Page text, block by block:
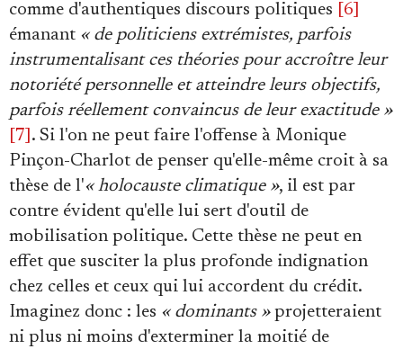
comme d'authentiques discours politiques
[6]
émanant « de politiciens extrémistes, parfois
instrumentalisant ces théories pour accroître leur
notoriété personnelle et atteindre leurs objectifs,
parfois réellement convaincus de leur exactitude »
[7] . Si l'on ne peut faire l'offense à Monique
Pinçon-Charlot de penser qu'elle-même croit à sa
thèse de l'« holocauste climatique », il est par
contre évident qu'elle lui sert d'outil de
mobilisation politique. Cette thèse ne peut en
effet que susciter la plus profonde indignation
chez celles et ceux qui lui accordent du crédit.
Imaginez donc : les « dominants »projetteraient
ni plus ni moins d'exterminer la moitié de